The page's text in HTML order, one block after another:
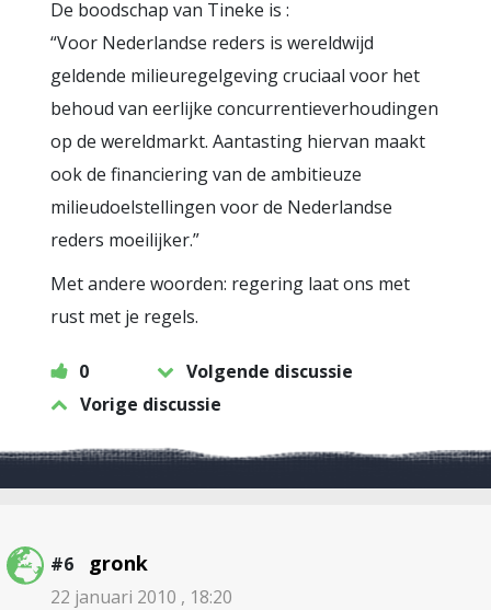
De boodschap van Tineke is :
“Voor Nederlandse reders is wereldwijd
geldende milieuregelgeving cruciaal voor het
behoud van eerlijke concurrentieverhoudingen
op de wereldmarkt. Aantasting hiervan maakt
ook de financiering van de ambitieuze
milieudoelstellingen voor de Nederlandse
reders moeilijker.”
Met andere woorden: regering laat ons met
rust met je regels.
0
Volgende discussie
Vorige discussie
#6 gronk
22 januari 2010 , 18:20